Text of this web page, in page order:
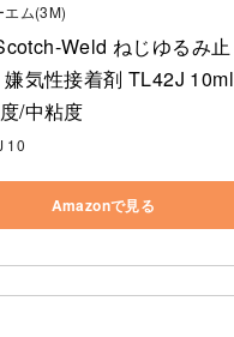
エム(3M)
Weld ねじゆるみ止
気性接着剤 TL42J 10ml
/中粘度
10
Amazonで見る